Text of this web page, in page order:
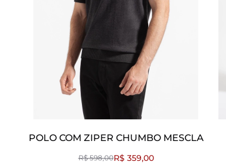
POLO COM ZIPER CHUMBO MESCLA
R$ 598,00R$ 359,00